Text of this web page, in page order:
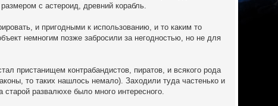
с астероид, древний корабль.
и пригодными к использованию, и то каким то
немногим позже забросили за негодностью, но не для
пристанищем контрабандистов, пиратов, и всякого рода
то таких нашлось немало). Заходили туда частенько и
развалюхе было много интересного.